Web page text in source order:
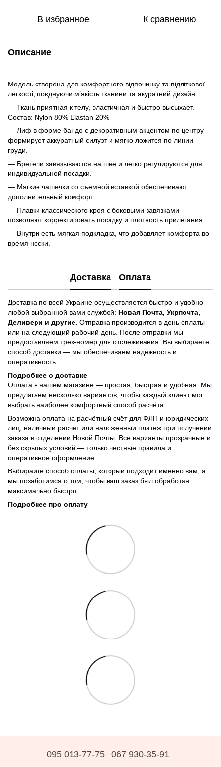
В избранное К сравнению
Описание
Модель створена для комфортного відпочинку та підліткової
легкості, поєднуючи м’якість тканини та акуратний дизайн.
— Ткань приятная к телу, эластичная и быстро высыхает.
Состав: Nylon 80% Elastan 20%.
— Лиф в форме бандо с декоративным акцентом по центру
формирует аккуратный силуэт и мягко ложится по линии
груди.
— Бретели завязываются на шее и легко регулируются для
индивидуальной посадки.
— Мягкие чашечки со съемной вставкой обеспечивают
дополнительный комфорт.
— Плавки классического кроя с боковыми завязками
позволяют корректировать посадку и плотность прилегания.
— Внутри есть мягкая подкладка, что добавляет комфорта во
время носки.
Доставка Оплата
Доставка по всей Украине осуществляется быстро и удобно
любой выбранной вами службой: Новая Почта, Укрпочта,
Деливери и другие. Отправка производится в день оплаты
или на следующий рабочий день. После отправки мы
предоставляем трек-номер для отслеживания. Вы выбираете
способ доставки — мы обеспечиваем надёжность и
оперативность.
Подробнее о доставке
Оплата в нашем магазине — простая, быстрая и удобная. Мы
предлагаем несколько вариантов, чтобы каждый клиент мог
выбрать наиболее комфортный способ расчёта.
Возможна оплата на расчётный счёт для ФЛП и юридических
лиц, наличный расчёт или наложенный платеж при получении
заказа в отделении Новой Почты. Все варианты прозрачные и
без скрытых условий — только честные правила и
оперативное оформление.
Выбирайте способ оплаты, который подходит именно вам, а
мы позаботимся о том, чтобы ваш заказ был обработан
максимально быстро.
Подробнее про оплату
095 013-77-75 067 930-35-91